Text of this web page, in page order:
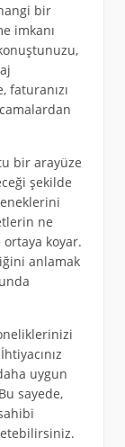
bir
imkanı
bir arayüze
şekilde
ne
koyar.
anlamak
uygun
sayede,